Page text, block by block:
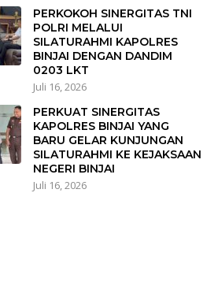
PERKOKOH SINERGITAS TNI
POLRI MELALUI
SILATURAHMI KAPOLRES
BINJAI DENGAN DANDIM
0203 LKT
Juli 16, 2026
PERKUAT SINERGITAS
KAPOLRES BINJAI YANG
BARU GELAR KUNJUNGAN
SILATURAHMI KE KEJAKSAAN
NEGERI BINJAI
Juli 16, 2026